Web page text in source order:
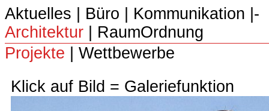
Aktuelles Büro Kommunikation |­
Architektur
RaumOrdnung
Projekte
Wettbewerbe
Klick auf Bild = Galeriefunktion